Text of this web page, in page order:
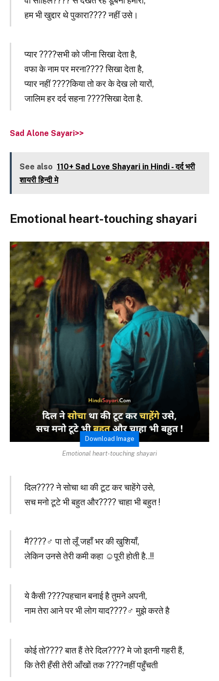
हम भी खुद्दार थे पुकारा???? नहीं उसे।
प्यार ????सभी को जीना सिखा देता है,
वफा के नाम पर मरना???? सिखा देता है,
प्यार नहीं ????किया तो कर के देख लो यारों,
जालिम हर दर्द सहना ????सिखा देता है.
Sad Alone Sayari>>
See also 110+ Sad Love Shayari in Hindi - दर्द भरी
शायरी हिन्दी मे
Emotional heart-touching shayari
Download Image
Emotional heart-touching shayari
दिल???? ने सोचा था की टूट कर चाहेंगे उसे,
सच मनो टूटे भी बहुत और???? चाहा भी बहुत !
मै????‍♂️ पा तो लूँ जहाँ भर की खुशियाँ,
लेकिन उनसे तेरी कमी कहा ☺पूरी होती है..!!
ये कैसी ????पहचान बनाई है तुमने अपनी,
नाम तेरा आने पर भी लोग याद????‍♂️ मुझे करते है
कोई तो???? बात हैं तेरे दिल???? मे जो इतनी गहरी हैं,
कि तेरी हँसी तेरी आँखों तक ????नहीं पहुँचती